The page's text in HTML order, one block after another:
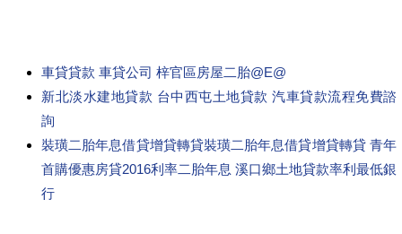
車貸貸款 車貸公司 梓官區房屋二胎@E@
新北淡水建地貸款 台中西屯土地貸款 汽車貸款流程免費諮
詢
裝璜二胎年息借貸增貸轉貸裝璜二胎年息借貸增貸轉貸 青年
首購優惠房貸2016利率二胎年息 溪口鄉土地貸款率利最低銀
行